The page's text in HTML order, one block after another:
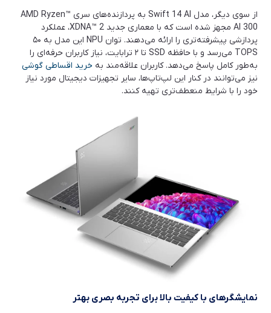
از سوی دیگر، مدل Swift 14 AI به پردازنده‌های سری AMD Ryzen™
AI 300 مجهز شده است که با معماری جدید XDNA™ 2، عملکرد
پردازشی پیشرفته‌تری را ارائه می‌دهند. توان NPU این مدل به ۵۰
TOPS می‌رسد و با حافظه SSD تا ۲ ترابایت، نیاز کاربران حرفه‌ای را
به‌طور کامل پاسخ می‌دهد. کاربران علاقه‌مند به خرید اقساطی گوشی
نیز می‌توانند در کنار این لپ‌تاپ‌ها، سایر تجهیزات دیجیتال مورد نیاز
خود را با شرایط منعطف‌تری تهیه کنند.
نمایشگرهای با کیفیت بالا برای تجربه بصری بهتر